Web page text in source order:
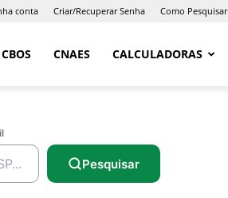
conta Criar/Recuperar Senha Como Pesquisar
CBOS CNAES CALCULADORAS
Pesquisar